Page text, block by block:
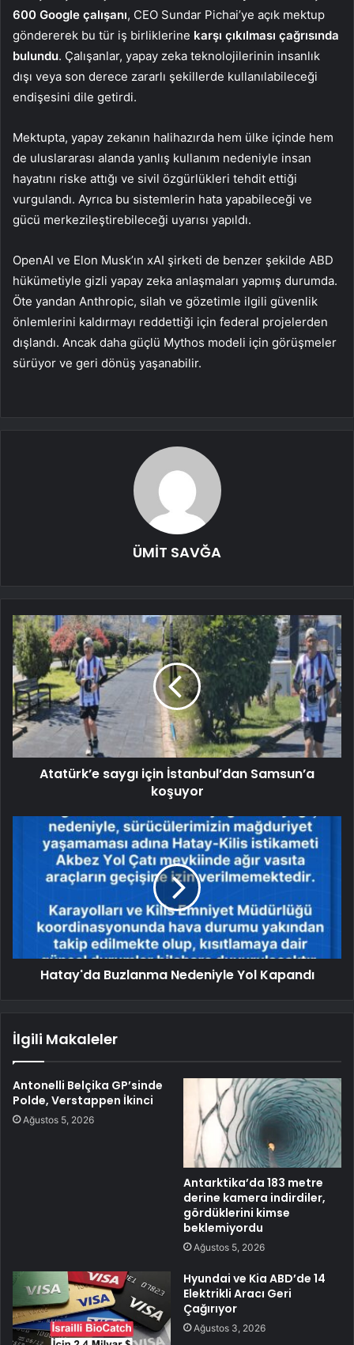
600 Google çalışanı, CEO Sundar Pichai’ye açık mektup
göndererek bu tür iş birliklerine karşı çıkılması çağrısında
bulundu. Çalışanlar, yapay zeka teknolojilerinin insanlık
dışı veya son derece zararlı şekillerde kullanılabileceği
endişesini dile getirdi.
Mektupta, yapay zekanın halihazırda hem ülke içinde hem
de uluslararası alanda yanlış kullanım nedeniyle insan
hayatını riske attığı ve sivil özgürlükleri tehdit ettiği
vurgulandı. Ayrıca bu sistemlerin hata yapabileceği ve
gücü merkezileştirebileceği uyarısı yapıldı.
OpenAI ve Elon Musk’ın xAI şirketi de benzer şekilde ABD
hükümetiyle gizli yapay zeka anlaşmaları yapmış durumda.
Öte yandan Anthropic, silah ve gözetimle ilgili güvenlik
önlemlerini kaldırmayı reddettiği için federal projelerden
dışlandı. Ancak daha güçlü Mythos modeli için görüşmeler
sürüyor ve geri dönüş yaşanabilir.
ÜMİT SAVĞA
Atatürk’e saygı için İstanbul’dan Samsun’a
koşuyor
Hatay'da Buzlanma Nedeniyle Yol Kapandı
İlgili Makaleler
Antonelli Belçika GP’sinde
Polde, Verstappen İkinci
Ağustos 5, 2026
Antarktika’da 183 metre
derine kamera indirdiler,
gördüklerini kimse
beklemiyordu
Ağustos 5, 2026
Hyundai ve Kia ABD’de 14
Elektrikli Aracı Geri
Çağırıyor
Ağustos 3, 2026